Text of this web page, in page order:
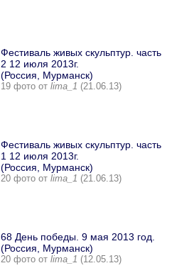
Фестиваль живых скульптур. часть
2 12 июля 2013г.
(Россия, Мурманск)
19 фото от lima_1 (21.06.13)
Фестиваль живых скульптур. часть
1 12 июля 2013г.
(Россия, Мурманск)
20 фото от lima_1 (21.06.13)
68 День победы. 9 мая 2013 год.
(Россия, Мурманск)
20 фото от lima_1 (12.05.13)